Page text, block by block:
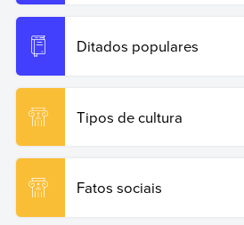
Ditados populares
Tipos de cultura
Fatos sociais